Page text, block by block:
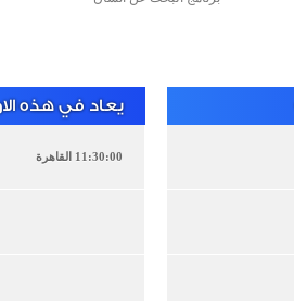
يعاد في هذه
11:30:00 القاهرة